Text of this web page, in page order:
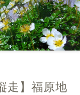
走】福原地